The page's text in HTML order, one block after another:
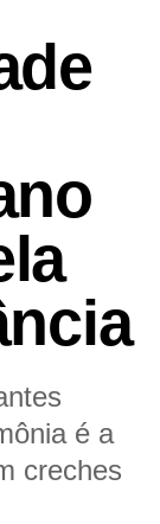
é a
creches